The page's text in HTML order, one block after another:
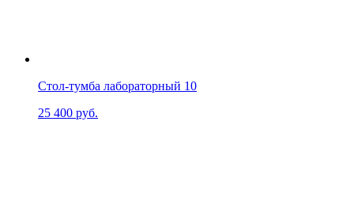
Стол-тумба лабораторный 10
25 400 руб.